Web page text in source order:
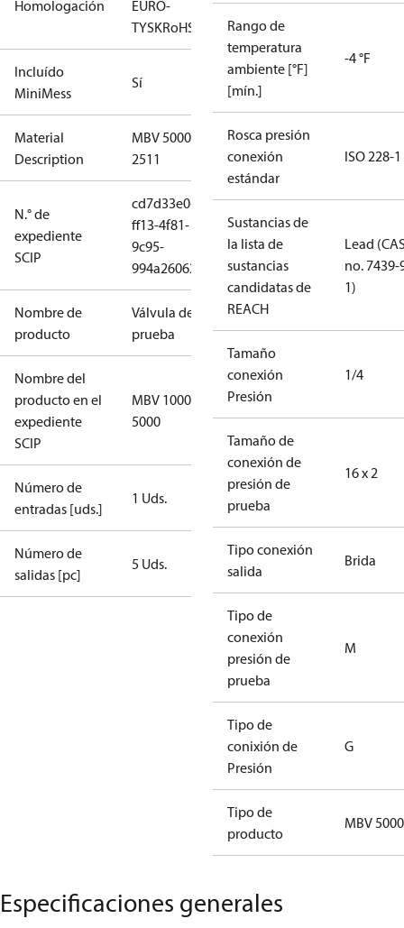
Homologación
EURO-
TYSKRoHS
Incluído
MiniMess
Sí
Material
Description
MBV 5000-
2511
N.° de
expediente
SCIP
cd7d33e0-
ff13-4f81-
9c95-
994a26062075
Nombre de
producto
Válvula de
prueba
Nombre del
producto en el
expediente
SCIP
MBV 1000-
5000
Número de
entradas [uds.]
1 Uds.
Número de
salidas [pc]
5 Uds.
Rango de
temperatura
ambiente [°F]
[mín.]
-4 °F
Rosca presión
conexión
estándar
ISO 228-1
Sustancias de
la lista de
sustancias
candidatas de
REACH
Lead
no. 7439-
1)
Tamaño
conexión
Presión
1/4
Tamaño de
conexión de
presión de
prueba
16 x 2
Tipo conexión
salida
Brida
Tipo de
conexión
presión de
prueba
M
Tipo de
conixión de
Presión
G
Tipo de
producto
MBV 5000
Especificaciones generales